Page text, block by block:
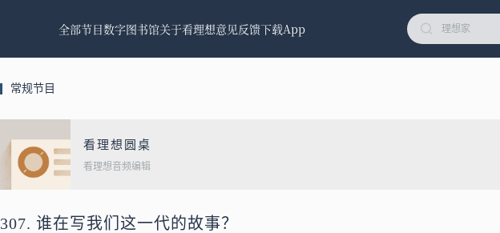
全部节目数字图书馆关于看理想意见反馈下载App
常规节目
看理想圆桌
看理想音频编辑
307. 谁在写我们这一代的故事？